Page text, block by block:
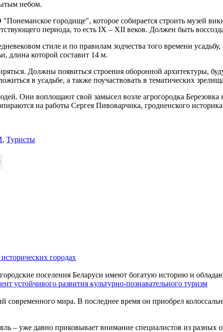
небом.
городище", которое собирается строить музей
периода, то есть IX – XII веков. Должен быть
стиле и по правилам зодчества того времени
длина которой составит 14 м.
Должны появиться строения оборонной архитектуры,
в усадьбе, а также поучаствовать в тематических
Они воплощают свой замысел возле агрогородка
на работы Сергея Пивоварчика, гродненского
, Туристы
городах
поселения Беларуси имеют богатую историю и
устойчивого развития культурно-познавательного туризм
современного мира. В последнее время он приобрел
– уже давно приковывает внимание специалистов из разных